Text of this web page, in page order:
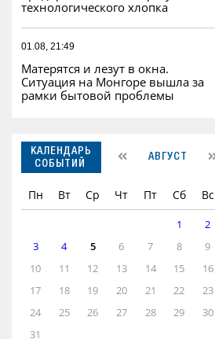
технологического хлопка
01.08, 21:49
Матерятся и лезут в окна.
Ситуация на Монгоре вышла за
рамки бытовой проблемы
КАЛЕНДАРЬ
СОБЫТИЙ
АВГУСТ
Пн Вт Ср Чт Пт Сб Вс
1
2
3
4 5 6 7 8
9
10
11 12 13 14 15
16
17
18 19 20 21 22
23
24
25 26 27 28 29
30
31